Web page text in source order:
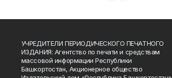
УЧРЕДИТЕЛИ ПЕРИОДИЧЕСКОГО ПЕЧАТНОГО
ИЗДАНИЯ: Агентство по печати и средствам
массовой информации Республики
Башкортостан, Акционерное общество